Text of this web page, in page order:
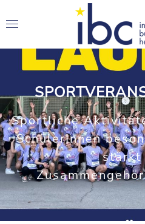
Sportliche
SchülerInnen
stärkt